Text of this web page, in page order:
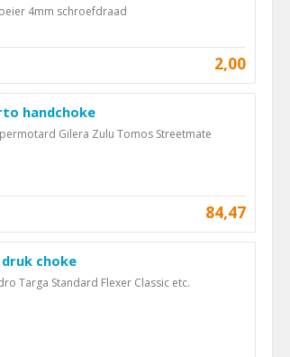
4mm schroefdraad
2,00
handchoke
Gilera Zulu Tomos Streetmate
84,47
druk choke
Targa Standard Flexer Classic etc.